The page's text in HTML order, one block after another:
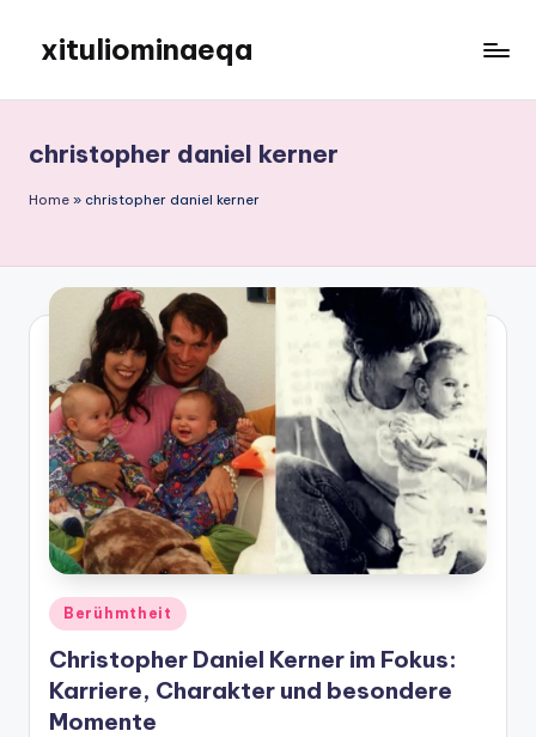
content
xituliominaeqa
christopher daniel kerner
Home » christopher daniel kerner
Posted
in
Berühmtheit
Christopher Daniel Kerner im Fokus:
Karriere, Charakter und besondere
Momente